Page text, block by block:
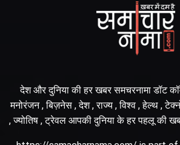
देश और दुनिया की हर खबर समचरनामा डॉट
मनोरंजन , बिज़नेस , देश , राज्य , विश्व , हेल्थ ,
, ज्योतिष , ट्रेवल आपकी दुनिया के हर पहलू की